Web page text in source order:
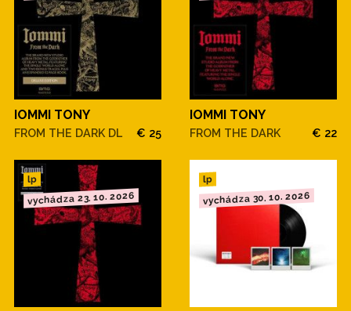
IOMMI TONY
FROM THE DARK DL € 25
IOMMI TONY
FROM THE DARK € 22
lp
vychádza 23. 10. 2026
lp
vychádza 30. 10. 2026